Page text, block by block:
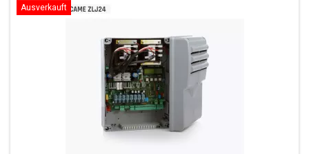
Ausverkauft